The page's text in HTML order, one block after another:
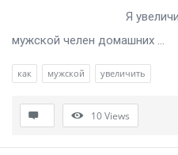
Я увеличил член!
мужской челен домашних ...
как мужской увеличить
10Views